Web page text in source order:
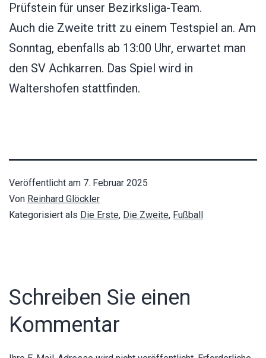
Prüfstein für unser Bezirksliga-Team.
Auch die Zweite tritt zu einem Testspiel an. Am
Sonntag, ebenfalls ab 13:00 Uhr, erwartet man
den SV Achkarren. Das Spiel wird in
Waltershofen stattfinden.
Veröffentlicht am 7. Februar 2025
Von Reinhard Glöckler
Kategorisiert als Die Erste, Die Zweite, Fußball
Schreiben Sie einen
Kommentar